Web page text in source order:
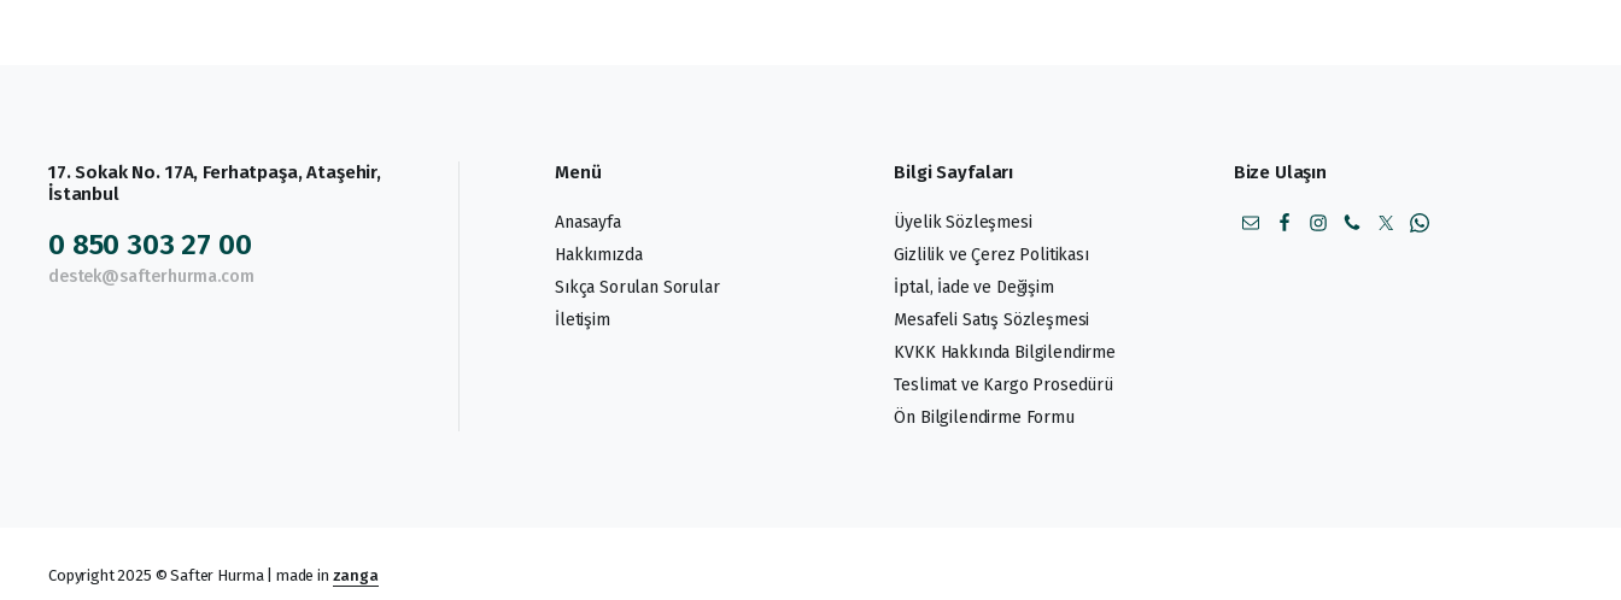
17. Sokak No. 17A, Ferhatpaşa, Ataşehir,
İstanbul
0 850 303 27 00
destek@safterhurma.com
Menü
Anasayfa
Hakkımızda
Sıkça Sorulan Sorular
İletişim
Bilgi Sayfaları
Üyelik Sözleşmesi
Gizlilik ve Çerez Politikası
İptal, İade ve Değişim
Mesafeli Satış Sözleşmesi
KVKK Hakkında Bilgilendirme
Teslimat ve Kargo Prosedürü
Ön Bilgilendirme Formu
Bize Ulaşın
Copyright 2025 © Safter Hurma | made in zanga